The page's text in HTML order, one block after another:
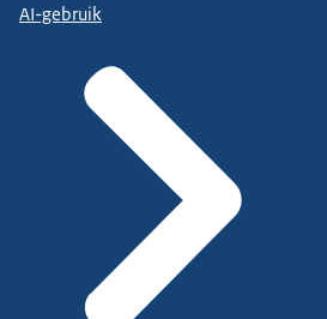
AI-gebruik